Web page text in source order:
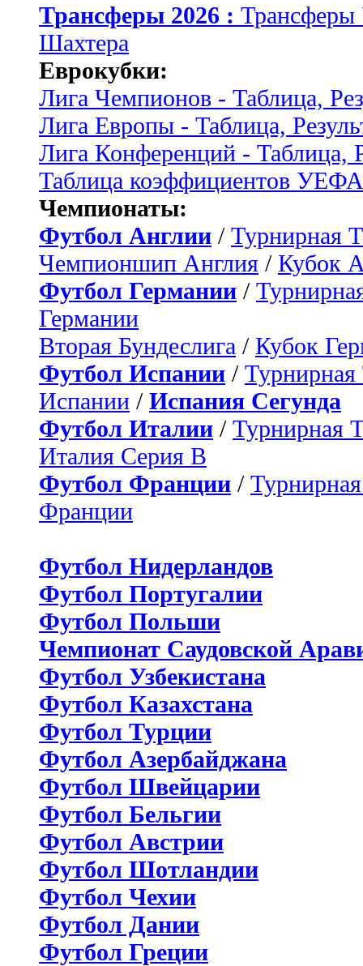
Трансферы 2026 :
Шахтера
Еврокубки:
Лига Чемпионов - Таблица,
Лига Европы - Таблица,
Лига Конференций - Таблица,
Таблица коэффициентов УЕФА
Чемпионаты:
Футбол Англии / Турнирная
Чемпионшип Англия / Кубок
Футбол Германии /
Германии
Вторая Бундеслига / Кубок
Футбол Испании / Турнирная
Испании / Испания Сегунда
Футбол Италии / Турнирная
Италия Серия B
Футбол Франции /
Франции
Футбол Нидерландов
Футбол Португалии
Футбол Польши
Чемпионат Саудовской
Футбол Узбекистана
Футбол Казахстана
Футбол Турции
Футбол Азербайджана
Футбол Швейцарии
Футбол Бельгии
Футбол Австрии
Футбол Шотландии
Футбол Чехии
Футбол Дании
Футбол Греции